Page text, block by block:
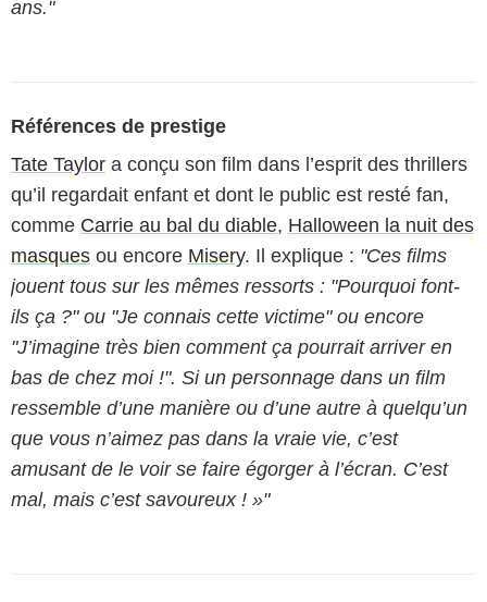
ans."
Références de prestige
Tate Taylor a conçu son film dans l’esprit des thrillers
qu’il regardait enfant et dont le public est resté fan,
comme Carrie au bal du diable, Halloween la nuit des
masques ou encore Misery. Il explique : "Ces films
jouent tous sur les mêmes ressorts : "Pourquoi font-
ils ça ?" ou "Je connais cette victime" ou encore
"J’imagine très bien comment ça pourrait arriver en
bas de chez moi !". Si un personnage dans un film
ressemble d’une manière ou d’une autre à quelqu’un
que vous n’aimez pas dans la vraie vie, c’est
amusant de le voir se faire égorger à l’écran. C’est
mal, mais c’est savoureux ! »"